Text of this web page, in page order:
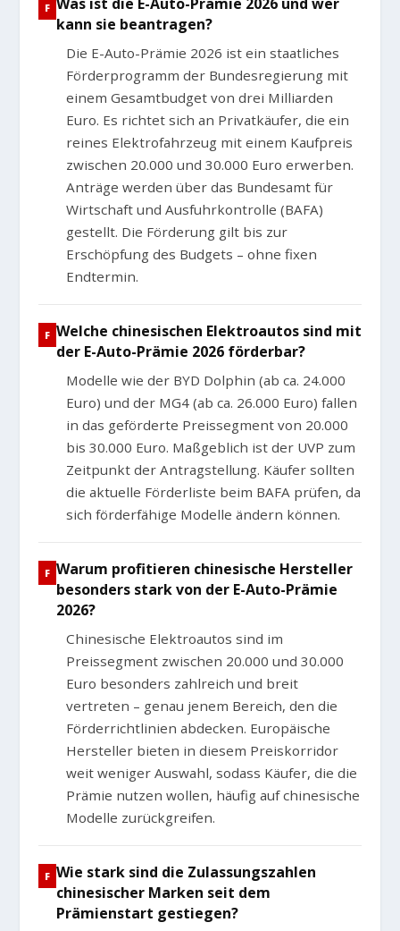
kann sie beantragen?
Die E-Auto-Prämie 2026 ist ein staatliches
Förderprogramm der Bundesregierung mit
einem Gesamtbudget von drei Milliarden
Euro. Es richtet sich an Privatkäufer, die ein
reines Elektrofahrzeug mit einem Kaufpreis
zwischen 20.000 und 30.000 Euro erwerben.
Anträge werden über das Bundesamt für
Wirtschaft und Ausfuhrkontrolle (BAFA)
gestellt. Die Förderung gilt bis zur
Erschöpfung des Budgets – ohne fixen
Endtermin.
Welche chinesischen Elektroautos sind mit
der E-Auto-Prämie 2026 förderbar?
Modelle wie der BYD Dolphin (ab ca. 24.000
Euro) und der MG4 (ab ca. 26.000 Euro) fallen
in das geförderte Preissegment von 20.000
bis 30.000 Euro. Maßgeblich ist der UVP zum
Zeitpunkt der Antragstellung. Käufer sollten
die aktuelle Förderliste beim BAFA prüfen, da
sich förderfähige Modelle ändern können.
Warum profitieren chinesische Hersteller
besonders stark von der E-Auto-Prämie
2026?
Chinesische Elektroautos sind im
Preissegment zwischen 20.000 und 30.000
Euro besonders zahlreich und breit
vertreten – genau jenem Bereich, den die
Förderrichtlinien abdecken. Europäische
Hersteller bieten in diesem Preiskorridor
weit weniger Auswahl, sodass Käufer, die die
Prämie nutzen wollen, häufig auf chinesische
Modelle zurückgreifen.
Wie stark sind die Zulassungszahlen
chinesischer Marken seit dem
Prämienstart gestiegen?